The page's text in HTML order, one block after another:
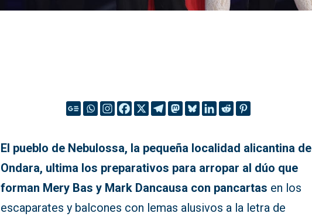
El pueblo de Nebulossa, la pequeña localidad alicantina de
Ondara, ultima los preparativos para arropar al dúo que
forman Mery Bas y Mark Dancausa con pancartas en los
escaparates y balcones con lemas alusivos a la letra de